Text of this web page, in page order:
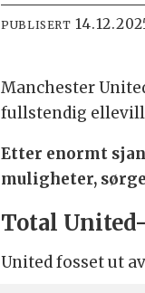
PUBLISERT
Manchester
fullstendig ellevill
Etter enormt
muligheter,
Total
United fosset ut